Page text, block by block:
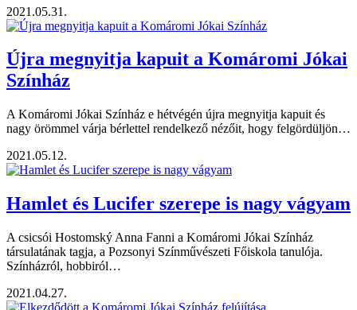
2021.05.31.
Újra megnyitja kapuit a Komáromi Jókai
Színház
A Komáromi Jókai Színház e hétvégén újra megnyitja kapuit és
nagy örömmel várja bérlettel rendelkező nézőit, hogy felgördüljön…
2021.05.12.
Hamlet és Lucifer szerepe is nagy vágyam
A csicsói Hostomský Anna Fanni a Komáromi Jókai Színház
társulatának tagja, a Pozsonyi Színművészeti Főiskola tanulója.
Színházról, hobbiról…
2021.04.27.